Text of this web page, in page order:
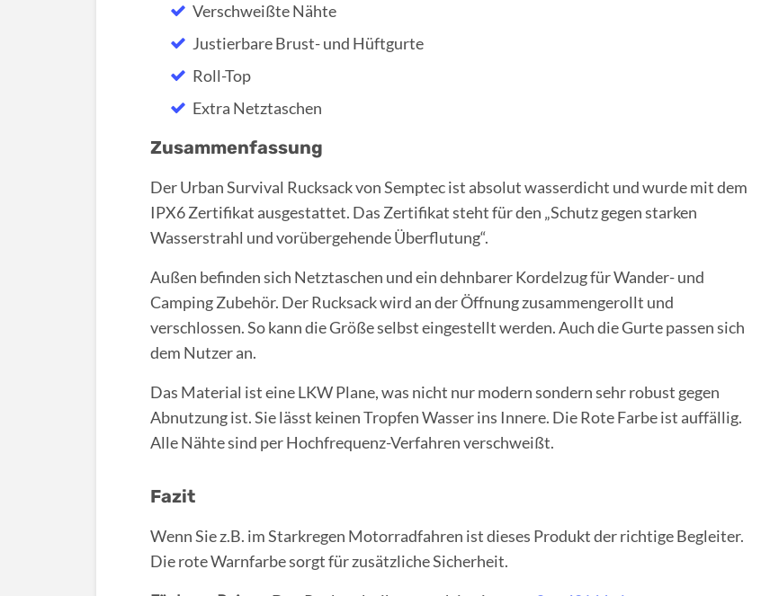
Verschweißte Nähte
Justierbare Brust- und Hüftgurte
Roll-Top
Extra Netztaschen
Zusammenfassung
Der Urban Survival Rucksack von Semptec ist absolut wasserdicht und wurde mit dem
IPX6 Zertifikat ausgestattet. Das Zertifikat steht für den „Schutz gegen starken
Wasserstrahl und vorübergehende Überflutung“.
Außen befinden sich Netztaschen und ein dehnbarer Kordelzug für Wander- und
Camping Zubehör. Der Rucksack wird an der Öffnung zusammengerollt und
verschlossen. So kann die Größe selbst eingestellt werden. Auch die Gurte passen sich
dem Nutzer an.
Das Material ist eine LKW Plane, was nicht nur modern sondern sehr robust gegen
Abnutzung ist. Sie lässt keinen Tropfen Wasser ins Innere. Die Rote Farbe ist auffällig.
Alle Nähte sind per Hochfrequenz-Verfahren verschweißt.
Fazit
Wenn Sie z.B. im Starkregen Motorradfahren ist dieses Produkt der richtige Begleiter.
Die rote Warnfarbe sorgt für zusätzliche Sicherheit.